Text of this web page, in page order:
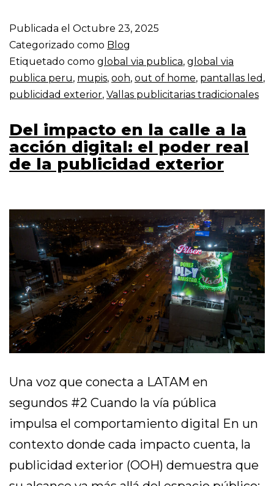
Publicada el Octubre 23, 2025
Categorizado como Blog
Etiquetado como global via publica, global via
publica peru, mupis, ooh, out of home, pantallas led ,
publicidad exterior, Vallas publicitarias tradicionales
Del impacto en la calle a la
acción digital: el poder real
de la publicidad exterior
Una voz que conecta a LATAM en
segundos #2 Cuando la vía pública
impulsa el comportamiento digital En un
contexto donde cada impacto cuenta, la
publicidad exterior (OOH) demuestra que